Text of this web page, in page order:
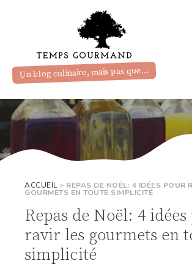
Un blog culinaire, mais pas que...
ACCUEIL> REPAS DE NOËL: 4 IDÉES POUR
GOURMETS EN TOUTE SIMPLICITÉ
Repas de Noël: 4
ravir les gourmets en
simplicité